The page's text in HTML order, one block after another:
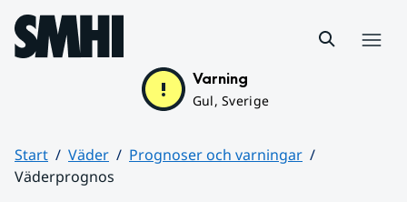
Hoppa till sidans innehåll
Varning
Gul, Sverige
Start Väder
Prognoser och varningar
Väderprognos